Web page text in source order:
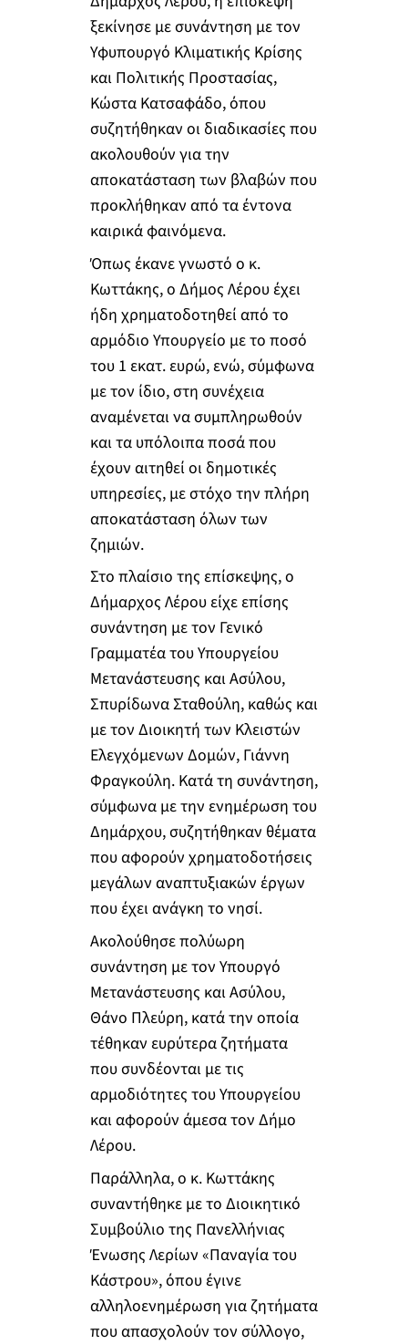
ξεκίνησε με συνάντηση με τον
Υφυπουργό Κλιματικής Κρίσης
και Πολιτικής Προστασίας,
Κώστα Κατσαφάδο, όπου
συζητήθηκαν οι διαδικασίες που
ακολουθούν για την
αποκατάσταση των βλαβών που
προκλήθηκαν από τα έντονα
καιρικά φαινόμενα.
Όπως έκανε γνωστό ο κ.
Κωττάκης, ο Δήμος Λέρου έχει
ήδη χρηματοδοτηθεί από το
αρμόδιο Υπουργείο με το ποσό
του 1 εκατ. ευρώ, ενώ, σύμφωνα
με τον ίδιο, στη συνέχεια
αναμένεται να συμπληρωθούν
και τα υπόλοιπα ποσά που
έχουν αιτηθεί οι δημοτικές
υπηρεσίες, με στόχο την πλήρη
αποκατάσταση όλων των
ζημιών.
Στο πλαίσιο της επίσκεψης, ο
Δήμαρχος Λέρου είχε επίσης
συνάντηση με τον Γενικό
Γραμματέα του Υπουργείου
Μετανάστευσης και Ασύλου,
Σπυρίδωνα Σταθούλη, καθώς και
με τον Διοικητή των Κλειστών
Ελεγχόμενων Δομών, Γιάννη
Φραγκούλη. Κατά τη συνάντηση,
σύμφωνα με την ενημέρωση του
Δημάρχου, συζητήθηκαν θέματα
που αφορούν χρηματοδοτήσεις
μεγάλων αναπτυξιακών έργων
που έχει ανάγκη το νησί.
Ακολούθησε πολύωρη
συνάντηση με τον Υπουργό
Μετανάστευσης και Ασύλου,
Θάνο Πλεύρη, κατά την οποία
τέθηκαν ευρύτερα ζητήματα
που συνδέονται με τις
αρμοδιότητες του Υπουργείου
και αφορούν άμεσα τον Δήμο
Λέρου.
Παράλληλα, ο κ. Κωττάκης
συναντήθηκε με το Διοικητικό
Συμβούλιο της Πανελλήνιας
Ένωσης Λερίων «Παναγία του
Κάστρου», όπου έγινε
αλληλοενημέρωση για ζητήματα
που απασχολούν τον σύλλογο,